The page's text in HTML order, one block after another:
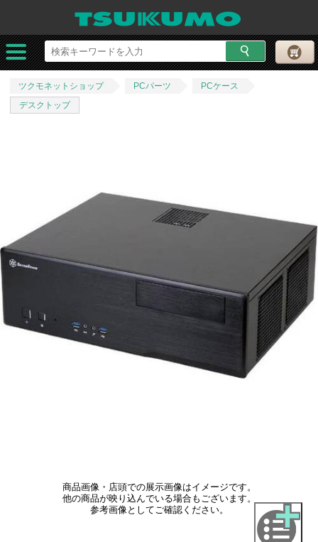
ツクモネットショップ PCパーツ
PCケース
デスクトップ
商品画像・店頭での展示画像はイメージです。
他の商品が映り込んでいる場合もございます。
参考画像としてご確認ください。